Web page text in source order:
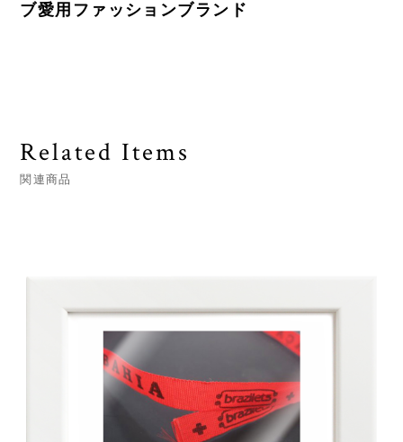
ブ愛用ファッションブランド
Related Items
関連商品